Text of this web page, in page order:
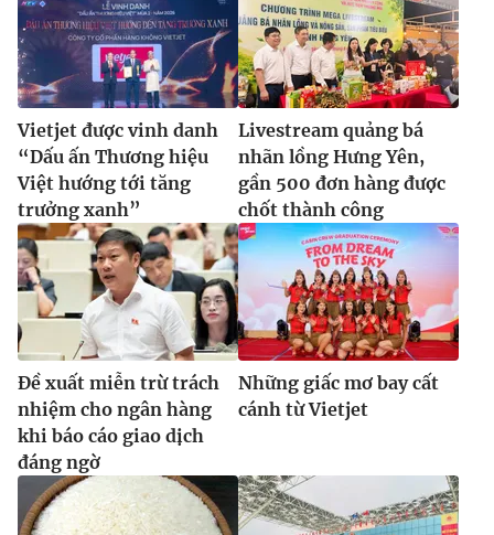
Vietjet được vinh danh
“Dấu ấn Thương hiệu
Việt hướng tới tăng
trưởng xanh”
Livestream quảng bá
nhãn lồng Hưng Yên,
gần 500 đơn hàng được
chốt thành công
Đề xuất miễn trừ trách
nhiệm cho ngân hàng
khi báo cáo giao dịch
đáng ngờ
Những giấc mơ bay cất
cánh từ Vietjet